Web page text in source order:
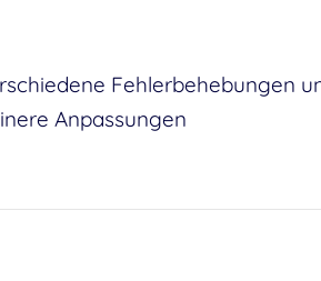
Fehlerbehebungen
Anpassungen